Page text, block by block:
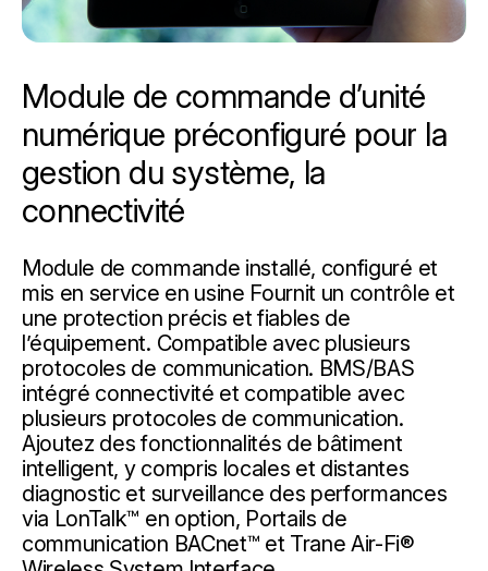
Module de commande d’unité
numérique préconfiguré pour la
gestion du système, la
connectivité
Module de commande installé, configuré et
mis en service en usine Fournit un contrôle et
une protection précis et fiables de
l’équipement. Compatible avec plusieurs
protocoles de communication. BMS/BAS
intégré connectivité et compatible avec
plusieurs protocoles de communication.
Ajoutez des fonctionnalités de bâtiment
intelligent, y compris locales et distantes
diagnostic et surveillance des performances
via LonTalk™ en option, Portails de
communication BACnet™ et Trane Air-Fi®